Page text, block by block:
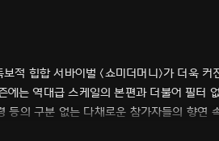
적 힙합 서바이벌 <쇼미더머니>가 더욱
에는 역대급 스케일의 본편과 더불어 필터
등의 구분 없는 다채로운 참가자들의 향연
환한 대한민국 대표 힙합 서바이벌 열두 번